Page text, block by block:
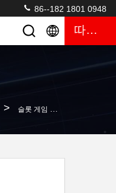
86--182 1801 0948
따옴표
> 슬롯 게임 문이 팔려고 내놓 용기 도어 록을 잠그기 때문에 스테인레스 강 문은 아이스 하키 잠금장치 (어떤 금속판)을 잠급니다